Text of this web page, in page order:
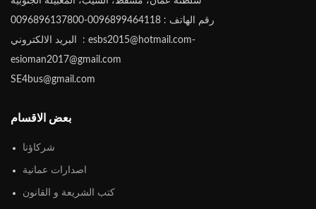
رقم الهاتف : 0096899464118-0096896137800
البريد الالكتروني : esbs2015@hotmail.com-
esioman2017@gmail.com
SE4bus@gmail.com
بعض الاقسام
شركاؤنا
اصدارات عمانية
كتب الشريعة و القانون